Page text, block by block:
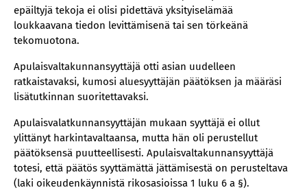
epäiltyjä tekoja ei olisi pidettävä yksityiselämää
loukkaavana tiedon levittämisenä tai sen törkeänä
tekomuotona.
Apulaisvaltakunnansyyttäjä otti asian uudelleen
ratkaistavaksi, kumosi aluesyyttäjän päätöksen ja määräsi
lisätutkinnan suoritettavaksi.
Apulaisvalatkunnansyyttäjän mukaan syyttäjä ei ollut
ylittänyt harkintavaltaansa, mutta hän oli perustellut
päätöksensä puutteellisesti. Apulaisvaltakunnansyyttäjä
totesi, että päätös syyttämättä jättämisestä on perusteltava
(laki oikeudenkäynnistä rikosasioissa 1 luku 6 a §).